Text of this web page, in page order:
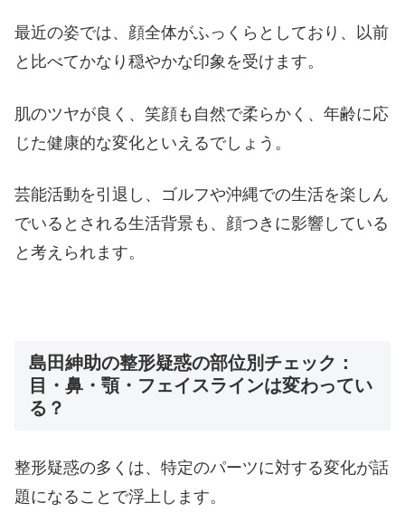
最近の姿では、顔全体がふっくらとしており、以前
と比べてかなり穏やかな印象を受けます。
肌のツヤが良く、笑顔も自然で柔らかく、年齢に応
じた健康的な変化といえるでしょう。
芸能活動を引退し、ゴルフや沖縄での生活を楽しん
でいるとされる生活背景も、顔つきに影響している
と考えられます。
島田紳助の整形疑惑の部位別チェック：
目・鼻・顎・フェイスラインは変わってい
る？
整形疑惑の多くは、特定のパーツに対する変化が話
題になることで浮上します。